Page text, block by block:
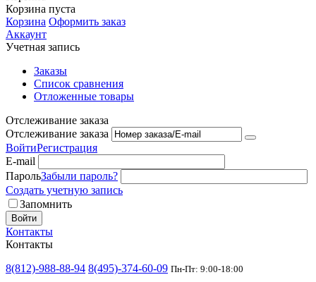
Корзина пуста
Корзина Оформить заказ
Аккаунт
Учетная запись
Заказы
Список сравнения
Отложенные товары
Отслеживание заказа
Отслеживание заказа
ВойтиРегистрация
E-mail
ПарольЗабыли пароль?
Создать учетную запись
Запомнить
Войти
Контакты
Контакты
8(812)-988-88-94 8(495)-374-60-09 Пн-Пт: 9:00-18:00